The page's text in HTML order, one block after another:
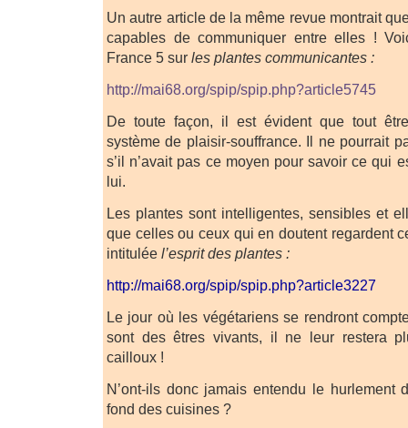
Un autre article de la même revue montrait
capables de communiquer entre elles !
France 5 sur les plantes communicantes :
http://mai68.org/spip/spip.php?article5745
De toute façon, il est évident que tout
système de plaisir-souffrance. Il ne pourrait
s’il n’avait pas ce moyen pour savoir ce qui
lui.
Les plantes sont intelligentes, sensibles et
que celles ou ceux qui en doutent regardent
intitulée l’esprit des plantes :
http://mai68.org/spip/spip.php?article3227
Le jour où les végétariens se rendront
sont des êtres vivants, il ne leur restera
cailloux !
N’ont-ils donc jamais entendu le hurlement
fond des cuisines ?